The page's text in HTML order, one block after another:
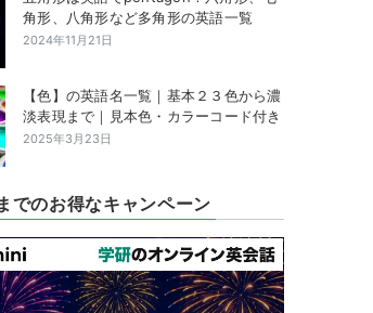
角形、八角形など多角形の英語一覧
2024年11月21日
【色】の英語名一覧｜基本２３色から濃
淡表現まで｜見本色・カラーコード付き
2025年3月23日
でのお得なキャンペーン